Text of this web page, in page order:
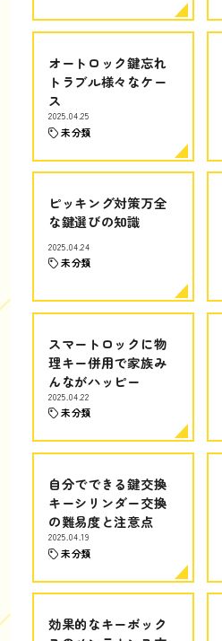
オートロック鍵忘れ
トラブル様々なケー
ス
2025.04.25
未分類
ピッキング対策万全
な鍵選びの知識
2025.04.24
未分類
スマートロックに物
理キー併用で家族み
んながハッピー
2025.04.22
未分類
自分でできる鍵交換
キーシリンダー交換
の難易度と注意点
2025.04.19
未分類
効果的なキーボック